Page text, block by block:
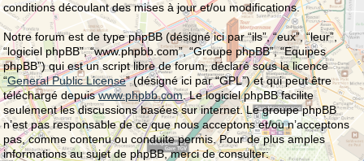
conditions découlant des mises à jour et/ou modifications.
Notre forum est de type phpBB (désigné ici par “ils”, “eux”, “leur”,
“logiciel phpBB”, “www.phpbb.com”, “Groupe phpBB”, “Equipes
phpBB”) qui est un script libre de forum, déclaré sous la licence
“General Public License” (désigné ici par “GPL”) et qui peut être
téléchargé depuiswww.phpbb.com. Le logiciel phpBB facilite
seulement les discussions basées sur internet. Le groupe phpBB
n’est pas responsable de ce que nous acceptons et/ou n’acceptons
pas, comme contenu ou conduite permis. Pour de plus amples
informations au sujet de phpBB, merci de consulter: